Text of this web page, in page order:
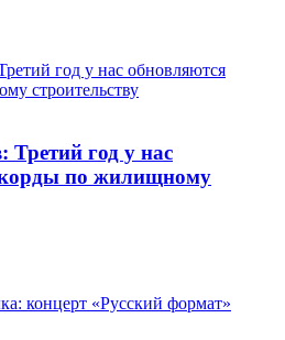
Третий год у нас
по жилищному